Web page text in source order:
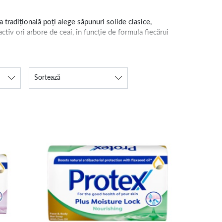
tradițională poți alege săpunuri solide clasice,
ori arbore de ceai, în funcție de formula fiecărui
disponibile variante naturale, botanice sau intens
Labnatur, Dermomed și Malizia. Săpunul trebuie
Sortează